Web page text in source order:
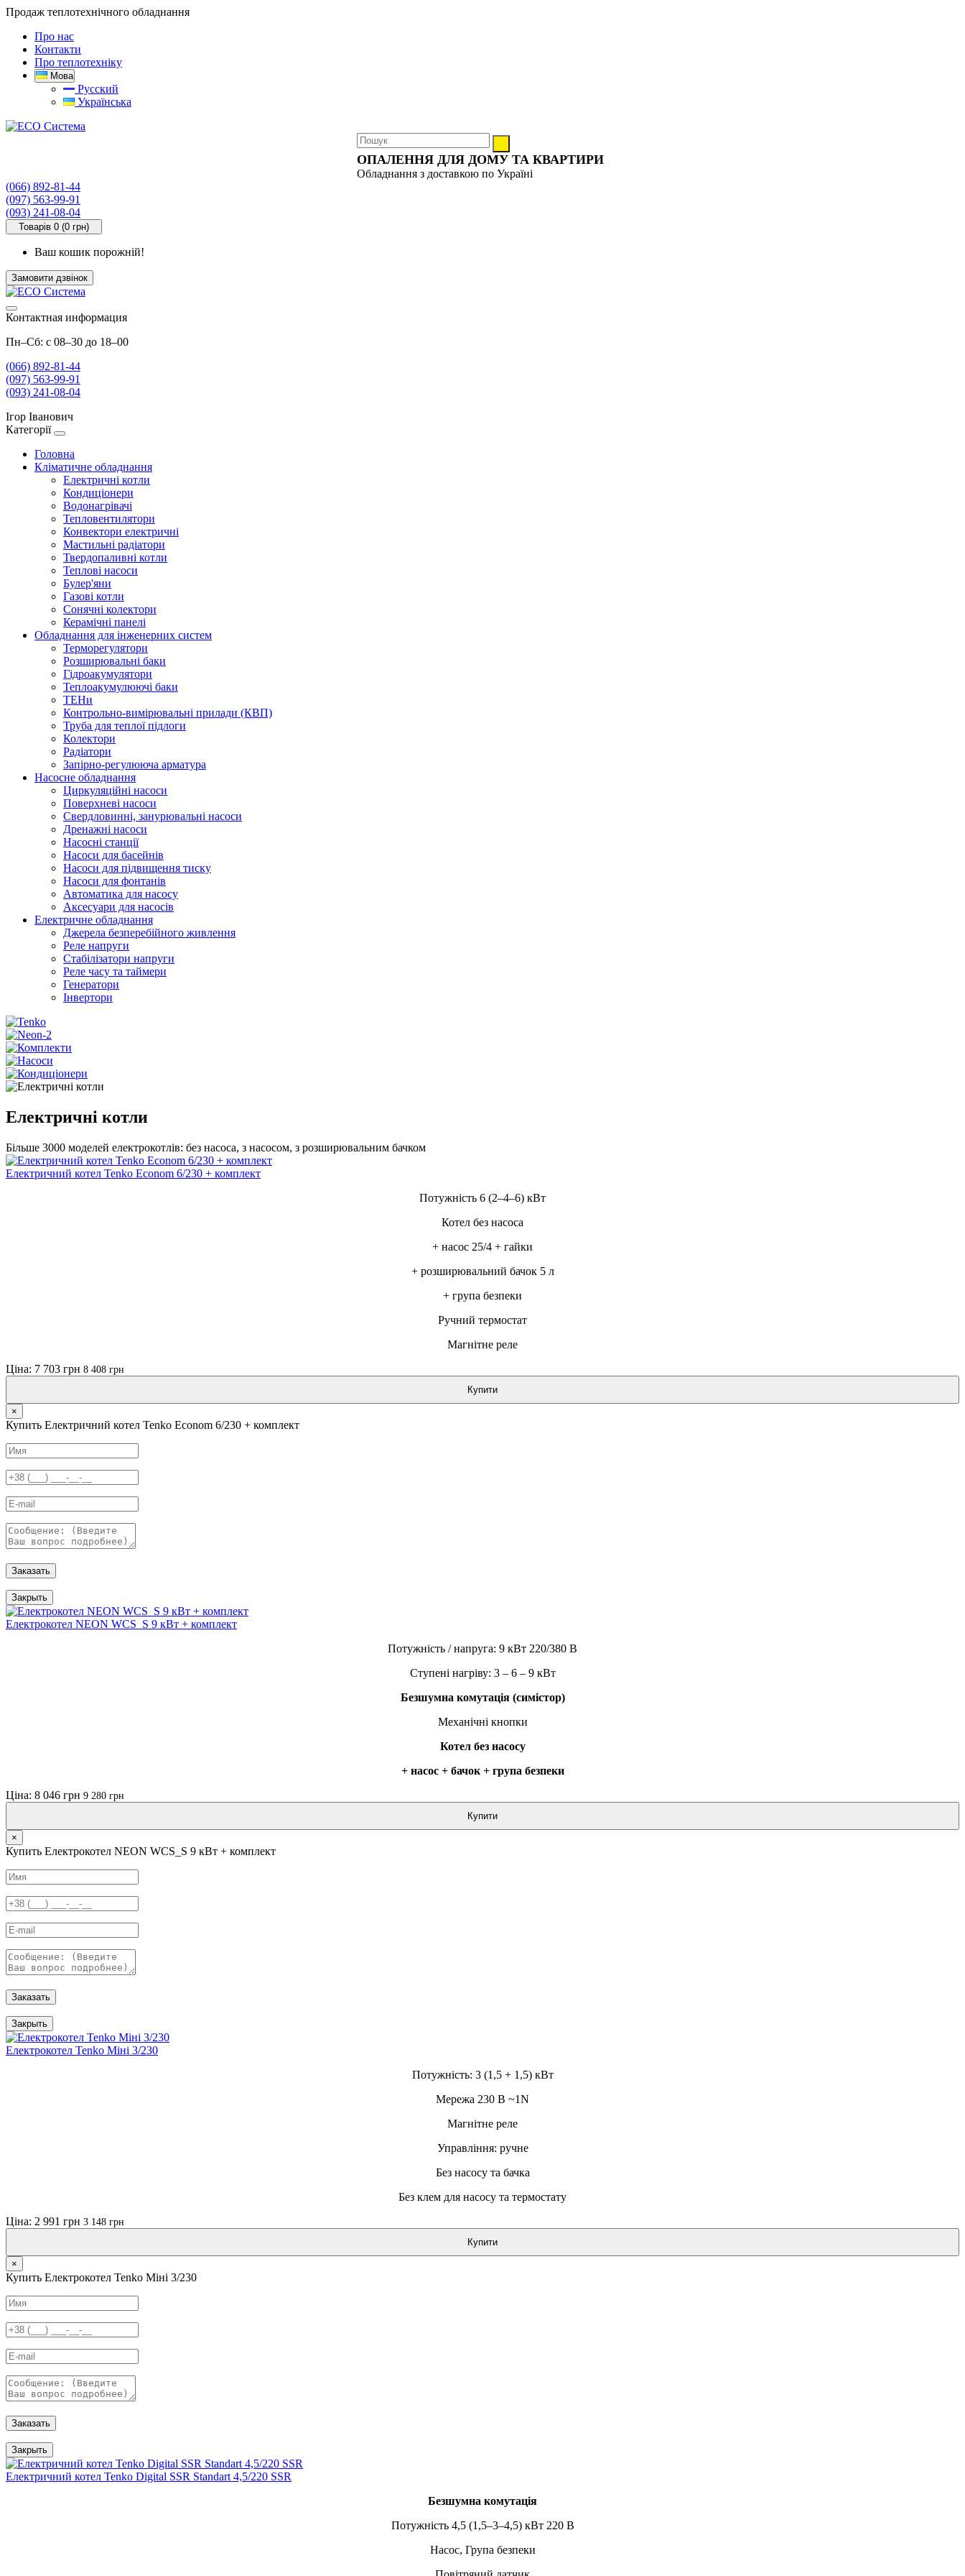
Продаж теплотехнічного обладнання
Про нас
Контакти
Про теплотехніку
Мова
Русский
Українська
ОПАЛЕННЯ ДЛЯ ДОМУ ТА КВАРТИРИ
Обладнання з доставкою по Україні
(066) 892-81-44
(097) 563-99-91
(093) 241-08-04
Товарів 0 (0 грн)
Ваш кошик порожній!
Замовити дзвінок
Контактная информация
Пн–Сб: с 08–30 до 18–00
(066) 892-81-44
(097) 563-99-91
(093) 241-08-04
Ігор Іванович
Категорії
Головна
Кліматичне обладнання
Електричні котли
Кондиціонери
Водонагрівачі
Тепловентилятори
Конвектори електричні
Мастильні радіатори
Твердопаливні котли
Теплові насоси
Булер'яни
Газові котли
Сонячні колектори
Керамічні панелі
Обладнання для інженерних систем
Терморегулятори
Розширювальні баки
Гідроакумулятори
Теплоакумулюючі баки
ТЕНи
Контрольно-вимірювальні прилади (КВП)
Труба для теплої підлоги
Колектори
Радіатори
Запірно-регулююча арматура
Насосне обладнання
Циркуляційні насоси
Поверхневі насоси
Свердловинні, занурювальні насоси
Дренажні насоси
Насосні станції
Насоси для басейнів
Насоси для підвищення тиску
Насоси для фонтанів
Автоматика для насосу
Аксесуари для насосів
Електричне обладнання
Джерела безперебійного живлення
Реле напруги
Стабілізатори напруги
Реле часу та таймери
Генератори
Інвертори
Електричні котли
Більше 3000 моделей електрокотлів: без насоса, з насосом, з розширювальним бачком
Електричний котел Tenko Econom 6/230 + комплект
Потужність 6 (2–4–6) кВт
Котел без насоса
+ насос 25/4 + гайки
+ розширювальний бачок 5 л
+ група безпеки
Ручний термостат
Магнітне реле
Ціна: 7 703 грн 8 408 грн
Купити
×
Купить Електричний котел Tenko Econom 6/230 + комплект
Заказать
Закрыть
Електрокотел NEON WCS_S 9 кВт + комплект
Потужність / напруга: 9 кВт 220/380 В
Ступені нагріву: 3 – 6 – 9 кВт
Безшумна комутація (симістор)
Механічні кнопки
Котел без насосу
+ насос + бачок + група безпеки
Ціна: 8 046 грн 9 280 грн
Купити
×
Купить Електрокотел NEON WCS_S 9 кВт + комплект
Заказать
Закрыть
Електрокотел Tenko Міні 3/230
Потужність: 3 (1,5 + 1,5) кВт
Мережа 230 В ~1N
Магнітне реле
Управління: ручне
Без насосу та бачка
Без клем для насосу та термостату
Ціна: 2 991 грн 3 148 грн
Купити
×
Купить Електрокотел Tenko Міні 3/230
Заказать
Закрыть
Електричний котел Tenko Digital SSR Standart 4,5/220 SSR
Безшумна комутація
Потужність 4,5 (1,5–3–4,5) кВт 220 В
Насос, Група безпеки